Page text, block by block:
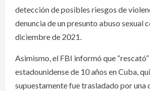
detección de posibles riesgos de
denuncia de un presunto abuso sexual
diciembre de 2021.
Asimismo, el FBI informó que
estadounidense de 10 años en Cuba,
supuestamente fue trasladado por una